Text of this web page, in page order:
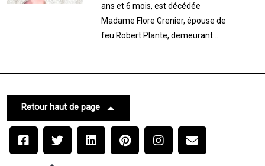
ans et 6 mois, est décédée
Madame Flore Grenier, épouse de
feu Robert Plante, demeurant ...
Retour haut de page